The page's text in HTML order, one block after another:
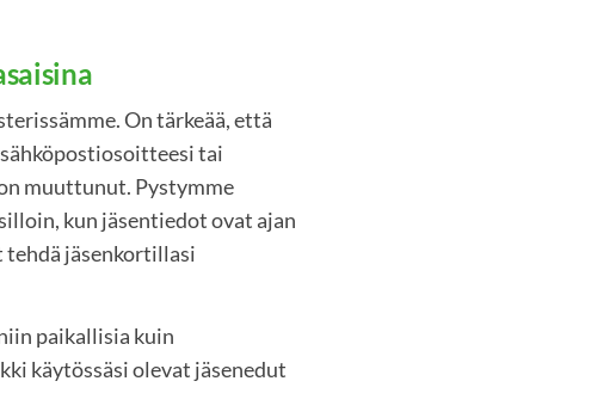
On tärkeää, että
tai
muuttunut. Pystymme
kun jäsentiedot ovat ajan
tehdä jäsenkortillasi
paikallisia kuin
käytössäsi olevat jäsenedut